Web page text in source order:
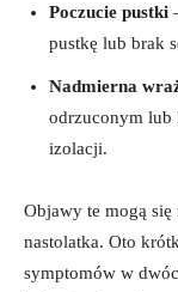
Poczucie pustki
pustkę lub brak
Nadmierna
‌odrzuconym lub​
izolacji.
Objawy te mogą
nastolatka. Oto
symptomów w